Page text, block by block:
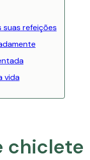
suas refeições
vida
chiclete